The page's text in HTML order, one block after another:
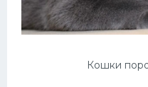
Кошки